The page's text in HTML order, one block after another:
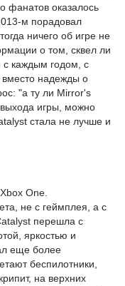
фанатов оказалось
м порадовал
ничего об игре не
о том, сквел ли
с каждым годом, с
надежды о
"а ту ли Mirror's
игры, можно
стала не лучше и
One.
не с геймплея, а с
перешла с
яркостью и
еще более
беспилотники,
на верхних